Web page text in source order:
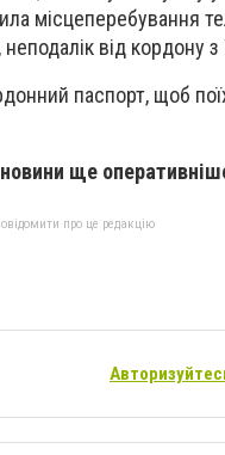
місцеперебування
від кордону з
паспорт, щоб
ще
про це редакцію